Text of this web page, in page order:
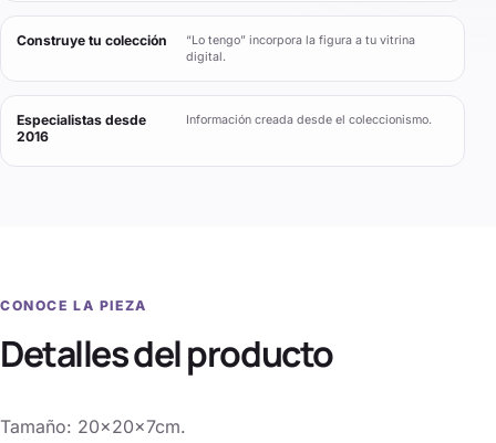
Construye tu colección
“Lo tengo” incorpora la figura a tu vitrina
digital.
Especialistas desde
2016
Información creada desde el coleccionismo.
CONOCE LA PIEZA
Detalles del producto
Tamaño: 20x20x7cm.